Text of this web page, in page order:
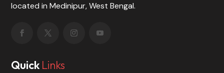
located in Medinipur, West Bengal.
Quick Links